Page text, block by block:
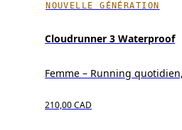
NOUVELLE GÉNÉRATION
Cloudrunner 3 Waterproof
Femme – Running
210,00 CAD